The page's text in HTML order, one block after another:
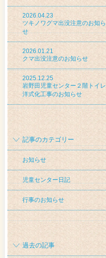
2026.04.23
ツキノワグマ出没注意のお知ら
せ
2026.01.21
クマ出没注意のお知らせ
2025.12.25
岩野田児童センター２階トイレ
洋式化工事のお知らせ
記事のカテゴリー
お知らせ
児童センター日記
行事のお知らせ
過去の記事